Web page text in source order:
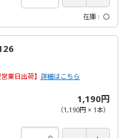
在庫 〇
業日出荷】 詳細はこちら
1,190円
（1,190円× 1本）